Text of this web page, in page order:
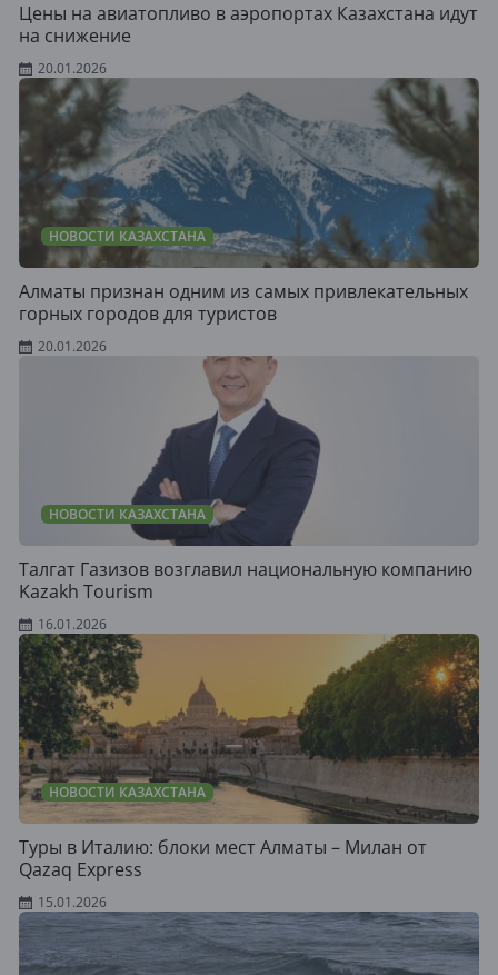
Цены на авиатопливо в аэропортах Казахстана идут
на снижение
20.01.2026
НОВОСТИ КАЗАХСТАНА
Алматы признан одним из самых привлекательных
горных городов для туристов
20.01.2026
НОВОСТИ КАЗАХСТАНА
Талгат Газизов возглавил национальную компанию
Kazakh Tourism
16.01.2026
НОВОСТИ КАЗАХСТАНА
Туры в Италию: блоки мест Алматы – Милан от
Qazaq Express
15.01.2026